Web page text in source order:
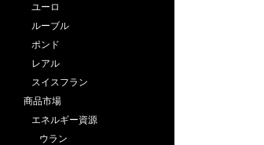
ユーロ
ルーブル
ポンド
レアル
スイスフラン
商品市場
エネルギー資源
ウラン